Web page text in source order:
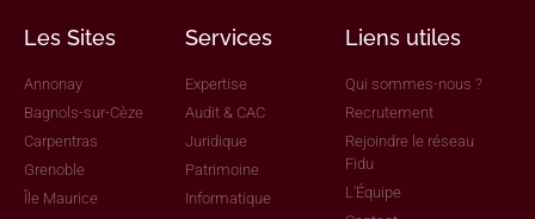
Les Sites
Annonay
Bagnols-sur-Cèze
Carpentras
Grenoble
Île Maurice
Services
Expertise
Audit & CAC
Juridique
Patrimoine
Informatique
Liens utiles
Qui sommes-nous ?
Recrutement
Rejoindre le réseau
Fidu
L'Équipe